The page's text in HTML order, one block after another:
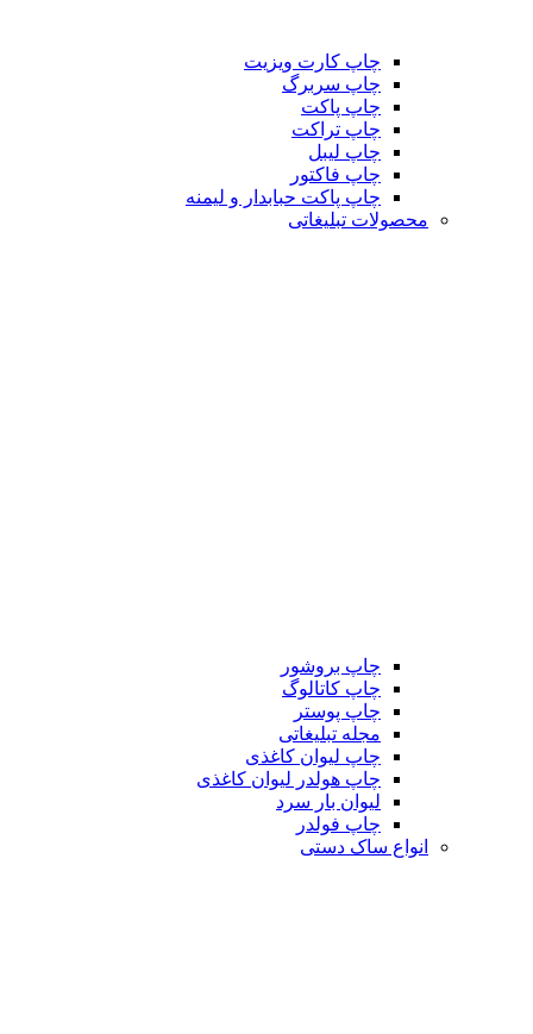
چاپ کارت ویزیت
چاپ سربرگ
چاپ پاکت
چاپ تراکت
چاپ لیبل
چاپ فاکتور
چاپ پاکت حبابدار و لیمنه
محصولات تبلیغاتی
چاپ بروشور
چاپ کاتالوگ
چاپ پوستر
مجله تبلیغاتی
چاپ لیوان کاغذی
چاپ هولدر لیوان کاغذی
لیوان بار سرد
چاپ فولدر
انواع ساک دستی